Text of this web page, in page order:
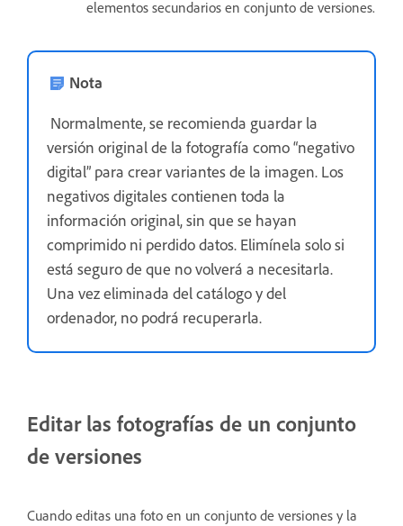
elementos secundarios en conjunto de versiones.
Nota
Normalmente, se recomienda guardar la
versión original de la fotografía como “negativo
digital” para crear variantes de la imagen. Los
negativos digitales contienen toda la
información original, sin que se hayan
comprimido ni perdido datos. Elimínela solo si
está seguro de que no volverá a necesitarla.
Una vez eliminada del catálogo y del
ordenador, no podrá recuperarla.
Editar las fotografías de un conjunto
de versiones
Cuando editas una foto en un conjunto de versiones y la